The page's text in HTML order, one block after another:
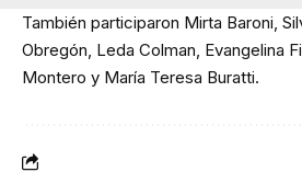
También participaron Mirta Baroni,
Obregón, Leda Colman, Evangelina
Montero y María Teresa Buratti.